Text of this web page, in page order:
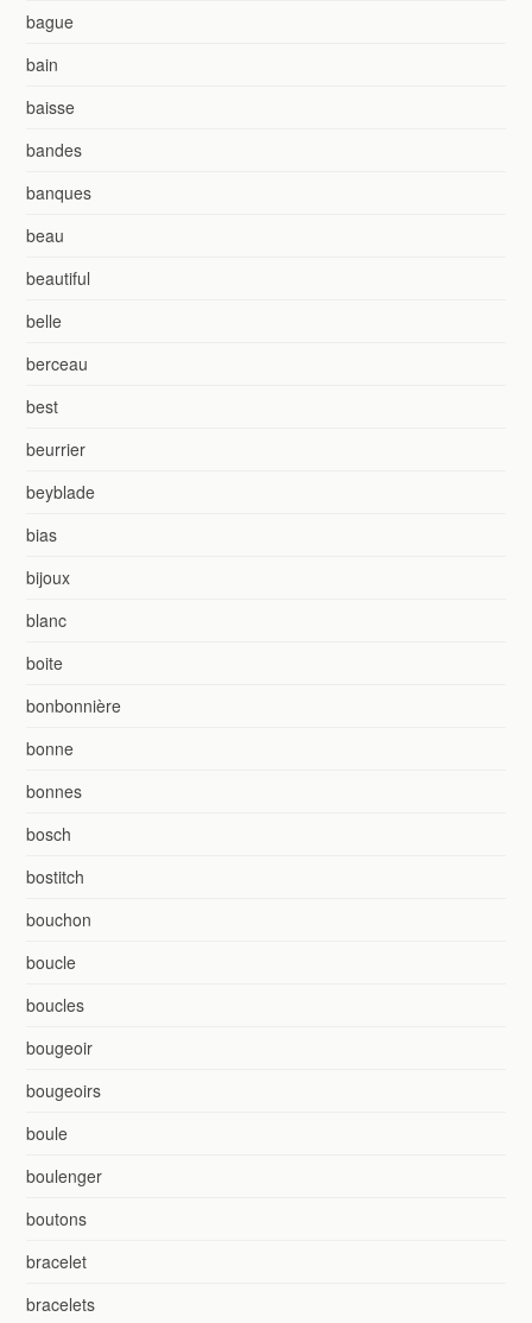
bague
bain
baisse
bandes
banques
beau
beautiful
belle
berceau
best
beurrier
beyblade
bias
bijoux
blanc
boite
bonbonnière
bonne
bonnes
bosch
bostitch
bouchon
boucle
boucles
bougeoir
bougeoirs
boule
boulenger
boutons
bracelet
bracelets